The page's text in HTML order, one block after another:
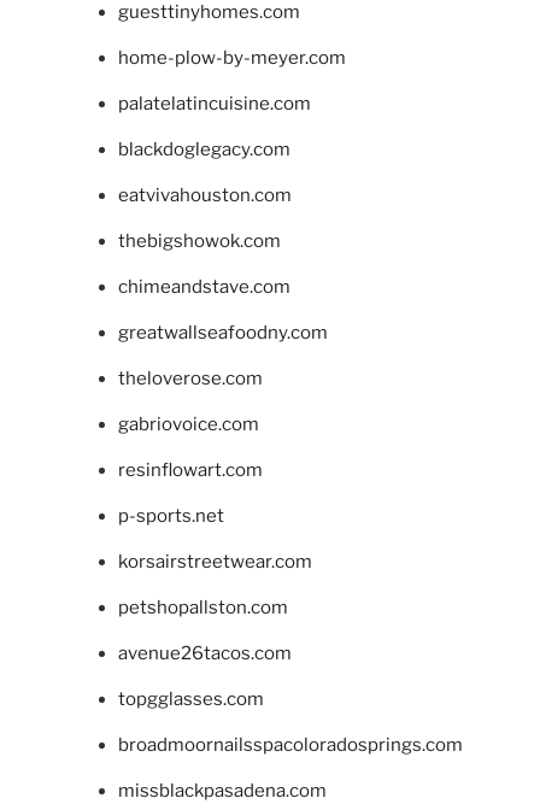
guesttinyhomes.com
home-plow-by-meyer.com
palatelatincuisine.com
blackdoglegacy.com
eatvivahouston.com
thebigshowok.com
chimeandstave.com
greatwallseafoodny.com
theloverose.com
gabriovoice.com
resinflowart.com
p-sports.net
korsairstreetwear.com
petshopallston.com
avenue26tacos.com
topgglasses.com
broadmoornailsspacoloradosprings.com
missblackpasadena.com